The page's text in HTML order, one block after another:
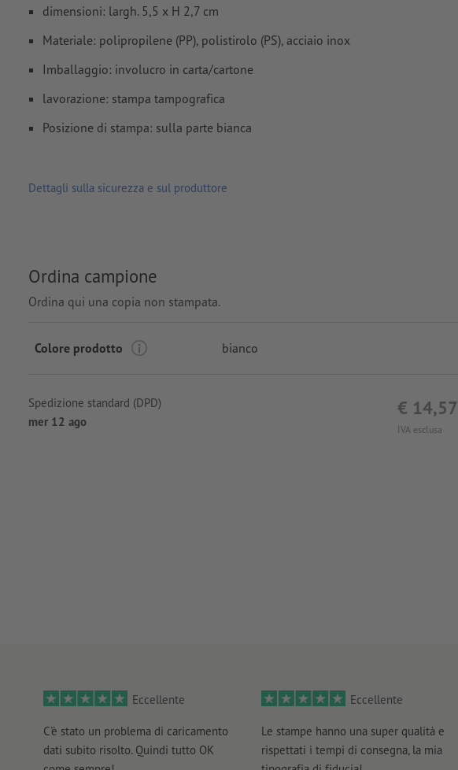
dimensioni: largh. 5,5 x H 2,7 cm
Materiale: polipropilene (PP), polistirolo (PS), acciaio inox
Imballaggio: involucro in carta/cartone
lavorazione: stampa tampografica
Posizione di stampa: sulla parte bianca
Dettagli sulla sicurezza e sul produttore
Ordina campione
Ordina qui una copia non stampata.
Colore prodotto bianco
IVA esclusa
€ 14,57
Spedizione standard (DPD)
mer 12 ago
Eccellente
C'è stato un problema di caricamento
dati subito risolto. Quindi tutto OK
Eccellente
Le stampe hanno una super qualità e
rispettati i tempi di consegna, la mia